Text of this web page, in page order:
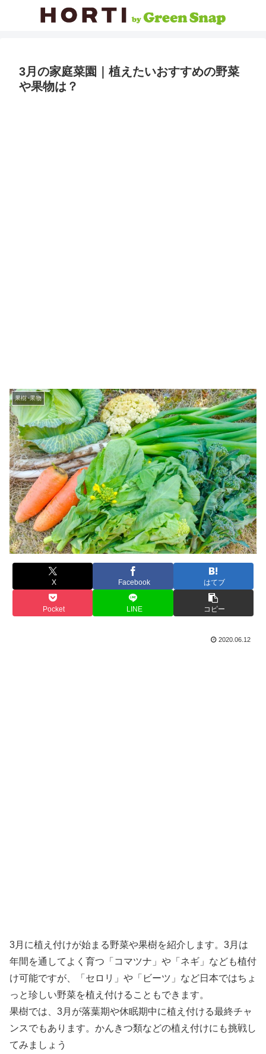
3月の家庭菜園｜植えたいおすすめの野菜
や果物は？
果樹･果物
X Facebook はてブ
Pocket LINE コピー
2020.06.12
3月に植え付けが始まる野菜や果樹を紹介します。3月は
年間を通してよく育つ「コマツナ」や「ネギ」なども植付
け可能ですが、「セロリ」や「ビーツ」など日本ではちょ
っと珍しい野菜を植え付けることもできます。
果樹では、3月が落葉期や休眠期中に植え付ける最終チャ
ンスでもあります。かんきつ類などの植え付けにも挑戦し
てみましょう